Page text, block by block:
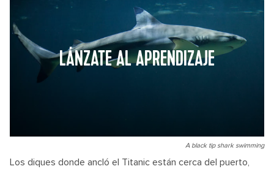
LÁNZATE AL APRENDIZAJE
A black tip shark swimming
Los diques donde ancló el Titanic están cerca del puerto,